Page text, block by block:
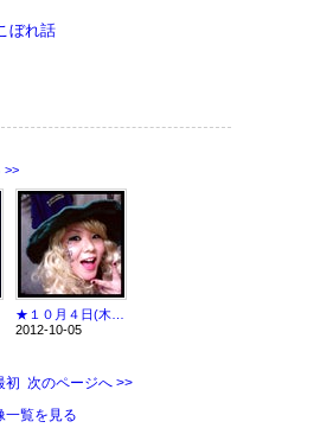
ぼれ話
>>
2012-10-05
初 次のページへ>>
一覧を見る